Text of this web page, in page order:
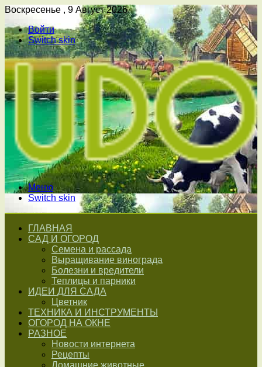
Воскресенье , 9 Август 2026
Войти
Switch skin
Меню
Switch skin
ГЛАВНАЯ
САД И ОГОРОД
Семена и рассада
Выращивание винограда
Болезни и вредители
Теплицы и парники
ИДЕИ ДЛЯ САДА
Цветник
ТЕХНИКА И ИНСТРУМЕНТЫ
ОГОРОД НА ОКНЕ
РАЗНОЕ
Новости интернета
Рецепты
Домашние животные